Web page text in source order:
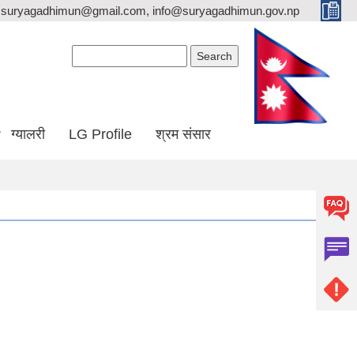
suryagadhimun@gmail.com, info@suryagadhimun.gov.np
ग्यालरी LG Profile श्रम संसार